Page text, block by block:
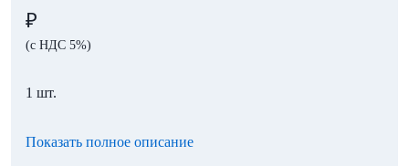
₽
(с НДС 5%)
1 шт.
Показать полное описание